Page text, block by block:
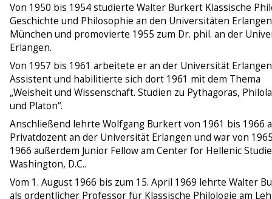
Von 1950 bis 1954 studierte Walter Burkert Klassische
Geschichte und Philosophie an den Universitäten
München und promovierte 1955 zum Dr. phil. an der
Erlangen.
Von 1957 bis 1961 arbeitete er an der Universität
Assistent und habilitierte sich dort 1961 mit dem Thema
„Weisheit und Wissenschaft. Studien zu Pythagoras,
und Platon“.
Anschließend lehrte Wolfgang Burkert von 1961 bis 1966
Privatdozent an der Universität Erlangen und war von
1966 außerdem Junior Fellow am Center for Hellenic
Washington, D.C..
Vom 1. August 1966 bis zum 15. April 1969 lehrte Walter
als ordentlicher Professor für Klassische Philologie am